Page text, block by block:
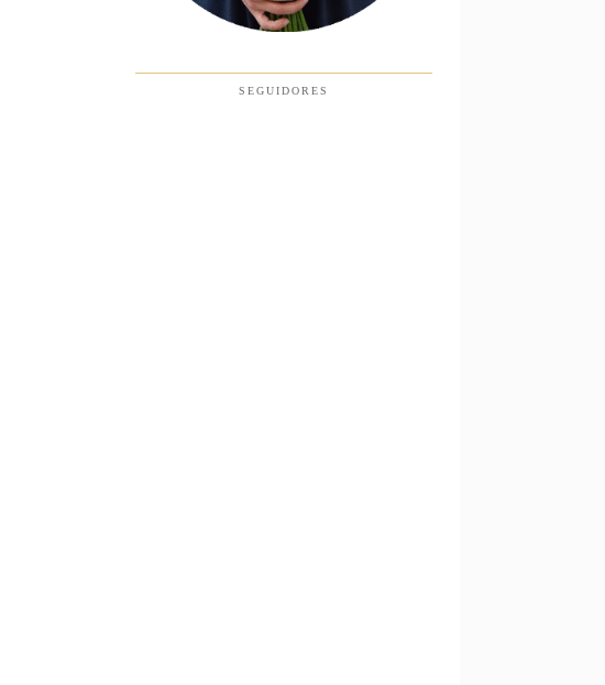
SEGUIDORES